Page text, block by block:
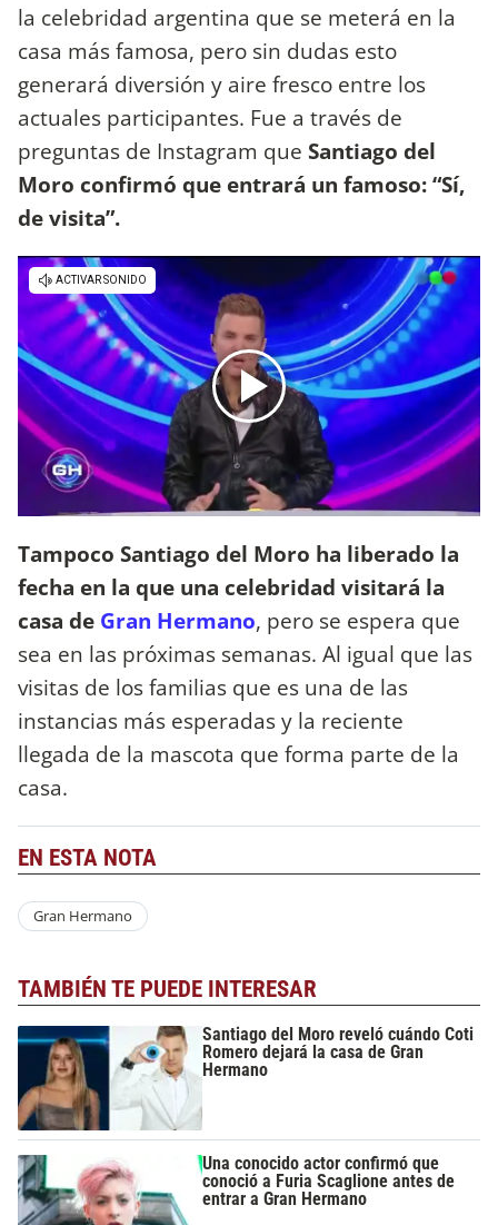
la celebridad argentina que se meterá en la
casa más famosa, pero sin dudas esto
generará diversión y aire fresco entre los
actuales participantes. Fue a través de
preguntas de Instagram que Santiago del
Moro confirmó que entrará un famoso: “Sí,
de visita”.
Tampoco Santiago del Moro ha liberado la
fecha en la que una celebridad visitará la
casa de Gran Hermano, pero se espera que
sea en las próximas semanas. Al igual que las
visitas de los familias que es una de las
instancias más esperadas y la reciente
llegada de la mascota que forma parte de la
casa.
EN ESTA NOTA
Gran Hermano
TAMBIÉN TE PUEDE INTERESAR
Santiago del Moro reveló cuándo Coti
Romero dejará la casa de Gran
Hermano
Una conocido actor confirmó que
conoció a Furia Scaglione antes de
entrar a Gran Hermano